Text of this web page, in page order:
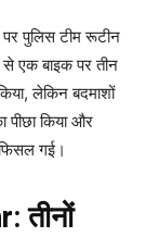
पुलिस टीम रूटीन
एक बाइक पर तीन
लेकिन बदमाशों
किया और
गई।
तीनों